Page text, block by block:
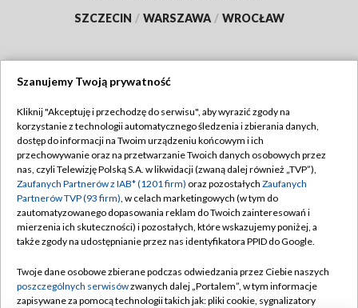
SZCZECIN / WARSZAWA / WROCŁAW
TVP
Abonament TVP
Emisja w TVP
Centrum informacji TVP
Naziemna Telewizja Cyfrowa
Rada Programowa
Regulamin TVP
Polityka prywatności
Moje zgody
Pomoc
Kontakt
Szanujemy Twoją prywatność
Kliknij "Akceptuję i przechodzę do serwisu", aby wyrazić zgody na
korzystanie z technologii automatycznego śledzenia i zbierania danych,
dostęp do informacji na Twoim urządzeniu końcowym i ich
przechowywanie oraz na przetwarzanie Twoich danych osobowych przez
nas, czyli Telewizję Polską S.A. w likwidacji (zwaną dalej również „TVP”),
Zaufanych Partnerów z IAB* (1201 firm) oraz pozostałych Zaufanych
Partnerów TVP (93 firm), w celach marketingowych (w tym do
zautomatyzowanego dopasowania reklam do Twoich zainteresowań i
mierzenia ich skuteczności) i pozostałych, które wskazujemy poniżej, a
także zgody na udostępnianie przez nas identyfikatora PPID do Google.
Twoje dane osobowe zbierane podczas odwiedzania przez Ciebie naszych
poszczególnych serwisówzwanych dalej „Portalem”, w tym informacje
zapisywane za pomocą technologii takich jak: pliki cookie, sygnalizatory